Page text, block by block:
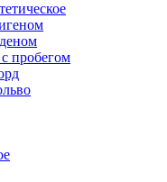
пробегом